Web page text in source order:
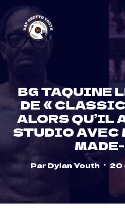
content
BG TAQUINE
DE «
ALORS QU’IL
STUDIO AVEC
ParDylan Youth 20